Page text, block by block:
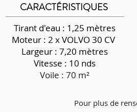
CARACTÉRISTIQUES
Tirant d'eau : 1,25 mètres
Moteur : 2 x VOLVO 30 CV
Largeur : 7,20 mètres
Vitesse : 10 nds
Voile : 70 m²
Pour plus de